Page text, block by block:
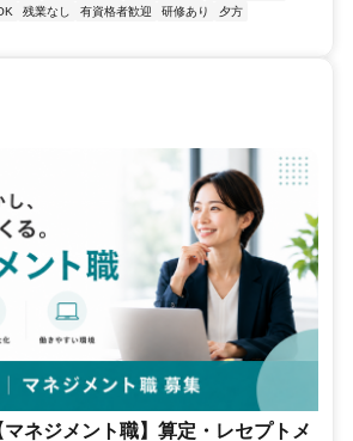
残業なし 有資格者歓迎 研修あり
夕方
ネジメント職】算定・レセプトメ